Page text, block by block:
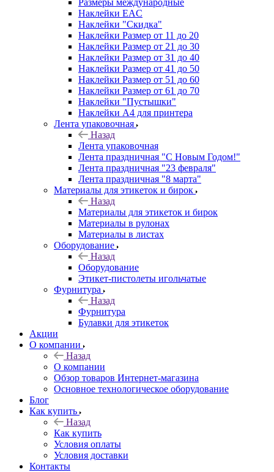
Размеры международные
Наклейки EAC
Наклейки "Скидка"
Наклейки Размер от 11 до 20
Наклейки Размер от 21 до 30
Наклейки Размер от 31 до 40
Наклейки Размер от 41 до 50
Наклейки Размер от 51 до 60
Наклейки Размер от 61 до 70
Наклейки "Пустышки"
Наклейки А4 для принтера
Лента упаковочная
Назад
Лента упаковочная
Лента праздничная "С Новым Годом!"
Лента праздничная "23 февраля"
Лента праздничная "8 марта"
Материалы для этикеток и бирок
Назад
Материалы для этикеток и бирок
Материалы в рулонах
Материалы в листах
Оборудование
Назад
Оборудование
Этикет-пистолеты игольчатые
Фурнитура
Назад
Фурнитура
Булавки для этикеток
Акции
О компании
Назад
О компании
Обзор товаров Интернет-магазина
Основное технологическое оборудование
Блог
Как купить
Назад
Как купить
Условия оплаты
Условия доставки
Контакты